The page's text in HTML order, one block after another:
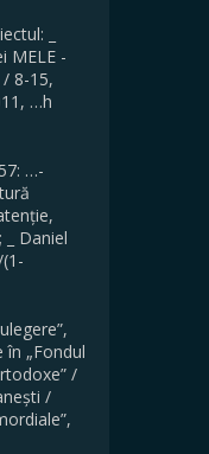
_
MELE -
/ 8-15,
…h
…-
_ Daniel
„Fondul
/
/